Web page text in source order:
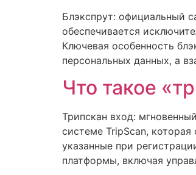
Блэкспрут: официальный
обеспечивается
Ключевая особенность
персональных данных, а
Что такое
Трипскан вход:
системе TripScan,
указанные при
платформы, включая